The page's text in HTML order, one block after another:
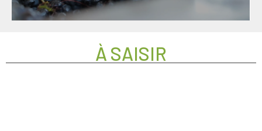
À SAISIR